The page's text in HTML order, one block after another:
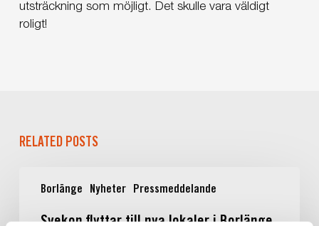
utsträckning som möjligt. Det skulle vara väldigt
roligt!
RELATED POSTS
Borlänge Nyheter Pressmeddelande
flyttar
Svekon flyttar till nya lokaler i Borlänge